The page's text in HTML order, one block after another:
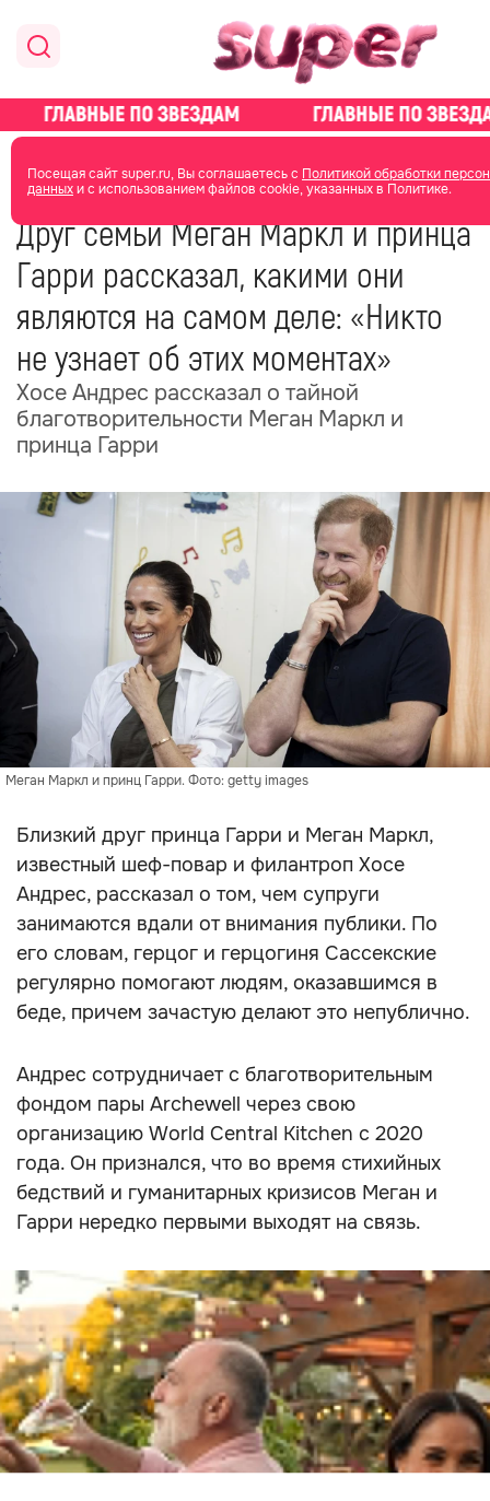
Посещая сайт super.ru, Вы соглашаетесь с Политикой обработки
данныхи с использованием файлов cookie, указанных в Политике.
главная новости о звездах новости
Друг семьи Меган Маркл и принца
Гарри рассказал, какими они
являются на самом деле: «Никто
не узнает об этих моментах»
Хосе Андрес рассказал о тайной
благотворительности Меган Маркл и
принца Гарри
Меган Маркл и принц Гарри. Фото: getty images
Близкий друг принца Гарри и Меган Маркл,
известный шеф-повар и филантроп Хосе
Андрес, рассказал о том, чем супруги
занимаются вдали от внимания публики. По
его словам, герцог и герцогиня Сассекские
регулярно помогают людям, оказавшимся в
беде, причем зачастую делают это непублично.
Андрес сотрудничает с благотворительным
фондом пары Archewell через свою
организацию World Central Kitchen с 2020
года. Он признался, что во время стихийных
бедствий и гуманитарных кризисов Меган и
Гарри нередко первыми выходят на связь.